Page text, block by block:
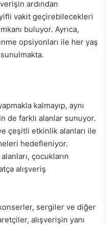
ardından
vakit geçirebilecekleri
buluyor. Ayrıca,
opsiyonları ile her yaş
kalmayıp, aynı
de farklı alanlar sunuyor.
çeşitli etkinlik alanları ile
hedefleniyor.
çocukların
alışveriş
sergiler ve diğer
alışverişin yanı